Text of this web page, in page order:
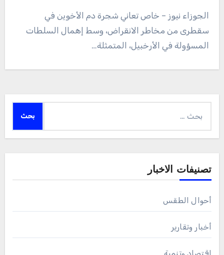
سقطرى من مخاطر الانقراض، وسط إهمال السلطات
المسؤولة في الأرخبيل، المتمثلة…
عن:
تصنيفات الاخبار
أحوال الطقس
أخبار وتقارير